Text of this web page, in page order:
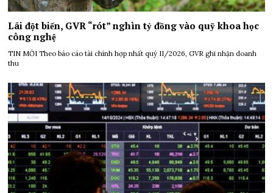
Lãi đột biến, GVR “rót” nghìn tỷ đồng vào quỹ khoa học
công nghệ
TIN MỚI Theo báo cáo tài chính hợp nhất quý II/2026, GVR ghi nhận doanh
thu